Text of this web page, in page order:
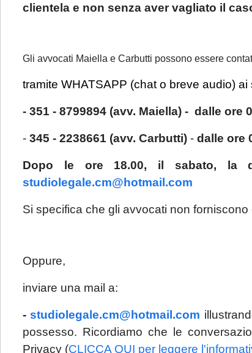
clientela e non senza aver vagliato il
Gli avvocati Maiella e Carbutti possono essere
tramite WHATSAPP (chat o breve audio) ai
- 351 - 8799894 (avv. Maiella) - dalle ore
- 345 - 2238661 (avv. Carbutti) - dalle ore
Dopo le ore 18.00, il sabato, la
studiolegale.cm@hotmail.com
Si specifica che gli avvocati non
Oppure,
inviare una mail a:
-studiolegale.cm@hotmail.com
possesso. Ricordiamo che le
Privacy (CLICCA QUI per leggere